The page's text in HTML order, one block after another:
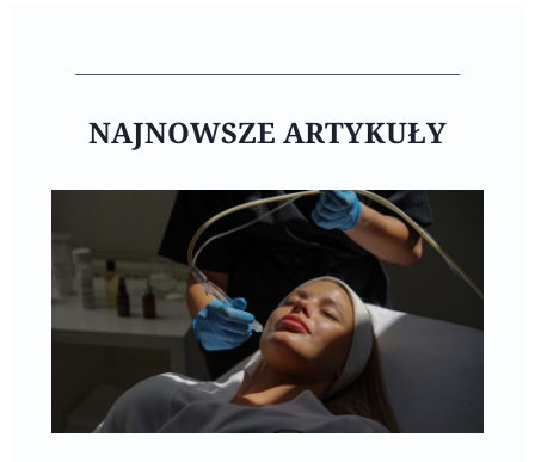
NAJNOWSZE ARTYKUŁY